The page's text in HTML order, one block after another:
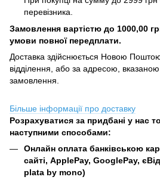
перевізника.
Замовлення вартістю до 1000,00
умови повної передплати.
Доставка здійснюється Новою
відділення, або за адресою,
замовлення.
Більше інформації про доставку
Розрахуватися за придбані у нас
наступними способами:
Онлайн оплата банківською
сайті, ApplePay, GooglePay,
plata by mono)